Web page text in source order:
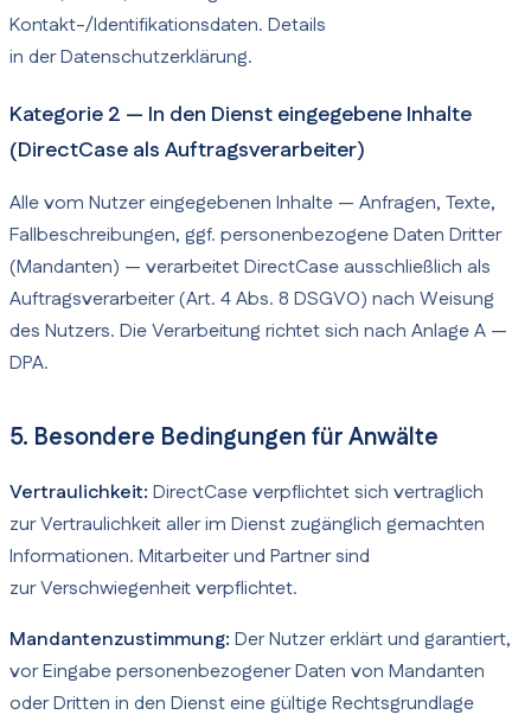
Kontakt-/Identifikationsdaten. Details
in der Datenschutzerklärung.
Kategorie 2 — In den Dienst eingegebene Inhalte
(DirectCase als Auftragsverarbeiter)
Alle vom Nutzer eingegebenen Inhalte — Anfragen, Texte,
Fallbeschreibungen, ggf. personenbezogene Daten Dritter
(Mandanten) — verarbeitet DirectCase ausschließlich als
Auftragsverarbeiter (Art. 4 Abs. 8 DSGVO) nach Weisung
des Nutzers. Die Verarbeitung richtet sich nach Anlage A —
DPA.
5. Besondere Bedingungen für Anwälte
Vertraulichkeit: DirectCase verpflichtet sich vertraglich
zur Vertraulichkeit aller im Dienst zugänglich gemachten
Informationen. Mitarbeiter und Partner sind
zur Verschwiegenheit verpflichtet.
Mandantenzustimmung: Der Nutzer erklärt und garantiert,
vor Eingabe personenbezogener Daten von Mandanten
oder Dritten in den Dienst eine gültige Rechtsgrundlage